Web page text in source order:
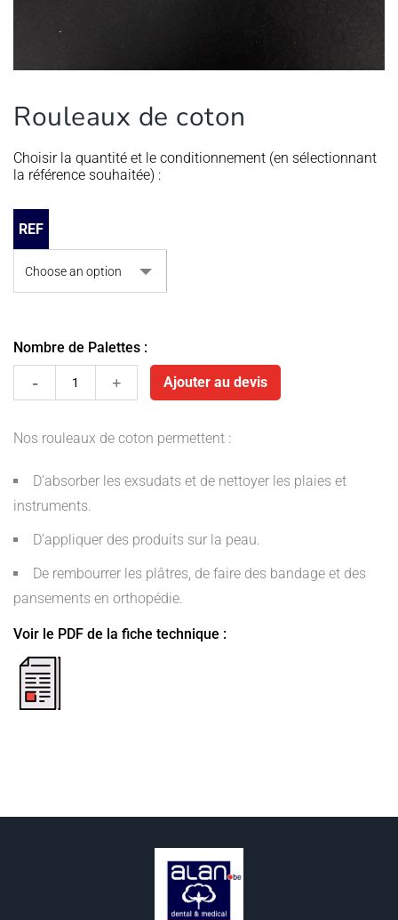
Rouleaux de coton
Choisir la quantité et le conditionnement (en sélectionnant
la référence souhaitée) :
REF
Nombre de Palettes :
Rouleaux
quantity
Ajouter au devis
Nos rouleaux de coton permettent :
D’absorber les exsudats et de nettoyer les plaies et
instruments.
D’appliquer des produits sur la peau.
De rembourrer les plâtres, de faire des bandage et des
pansements en orthopédie.
Voir le PDF de la fiche technique :
fiche
pdf